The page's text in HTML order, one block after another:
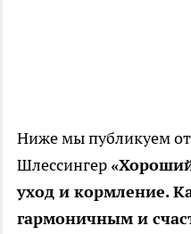
Ниже мы публикуем
Шлессингер
уход и кормление.
гармоничным и